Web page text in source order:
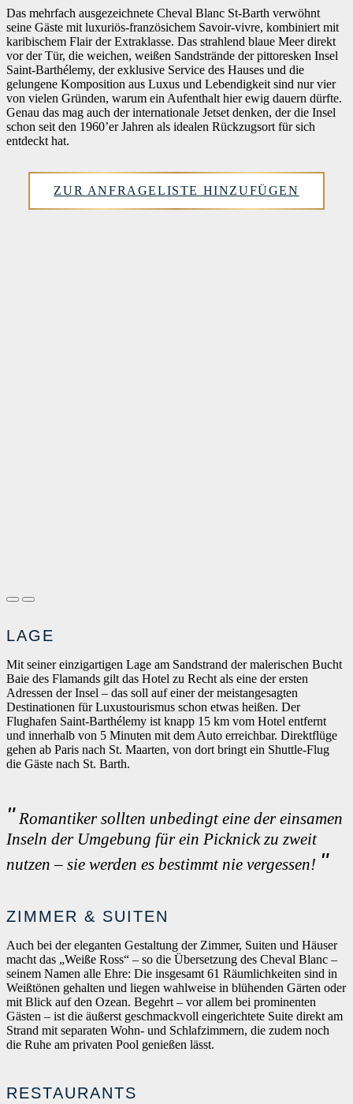
Das mehrfach ausgezeichnete Cheval Blanc St-Barth verwöhnt
seine Gäste mit luxuriös-französichem Savoir-vivre, kombiniert mit
karibischem Flair der Extraklasse. Das strahlend blaue Meer direkt
vor der Tür, die weichen, weißen Sandstrände der pittoresken Insel
Saint-Barthélemy, der exklusive Service des Hauses und die
gelungene Komposition aus Luxus und Lebendigkeit sind nur vier
von vielen Gründen, warum ein Aufenthalt hier ewig dauern dürfte.
Genau das mag auch der internationale Jetset denken, der die Insel
schon seit den 1960’er Jahren als idealen Rückzugsort für sich
entdeckt hat.
ZUR ANFRAGELISTE HINZUFÜGEN
LAGE
Mit seiner einzigartigen Lage am Sandstrand der malerischen Bucht
Baie des Flamands gilt das Hotel zu Recht als eine der ersten
Adressen der Insel – das soll auf einer der meistangesagten
Destinationen für Luxustourismus schon etwas heißen. Der
Flughafen Saint-Barthélemy ist knapp 15 km vom Hotel entfernt
und innerhalb von 5 Minuten mit dem Auto erreichbar. Direktflüge
gehen ab Paris nach St. Maarten, von dort bringt ein Shuttle-Flug
die Gäste nach St. Barth.
Romantiker sollten unbedingt eine der einsamen
Inseln der Umgebung für ein Picknick zu zweit
nutzen – sie werden es bestimmt nie vergessen!
ZIMMER & SUITEN
Auch bei der eleganten Gestaltung der Zimmer, Suiten und Häuser
macht das „Weiße Ross“ – so die Übersetzung des Cheval Blanc –
seinem Namen alle Ehre: Die insgesamt 61 Räumlichkeiten sind in
Weißtönen gehalten und liegen wahlweise in blühenden Gärten oder
mit Blick auf den Ozean. Begehrt – vor allem bei prominenten
Gästen – ist die äußerst geschmackvoll eingerichtete Suite direkt am
Strand mit separaten Wohn- und Schlafzimmern, die zudem noch
die Ruhe am privaten Pool genießen lässt.
RESTAURANTS